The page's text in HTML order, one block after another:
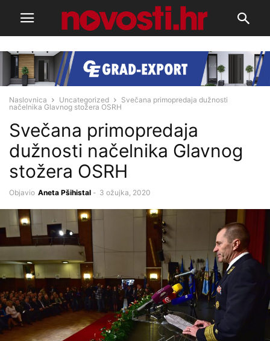
Naslovnica Uncategorized
Svečana primopredaja dužnosti
načelnika Glavnog stožera OSRH
Svečana primopredaja
dužnosti načelnika Glavnog
stožera OSRH
Objavio Aneta Pšihistal - 3 ožujka, 2020